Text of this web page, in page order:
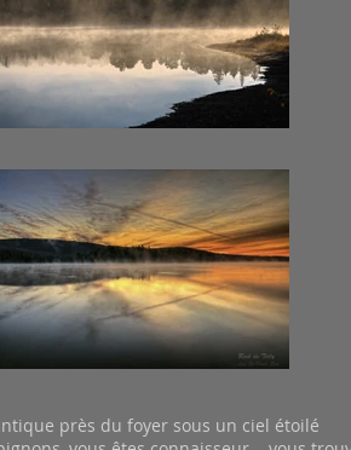
près du foyer sous un ciel étoilé